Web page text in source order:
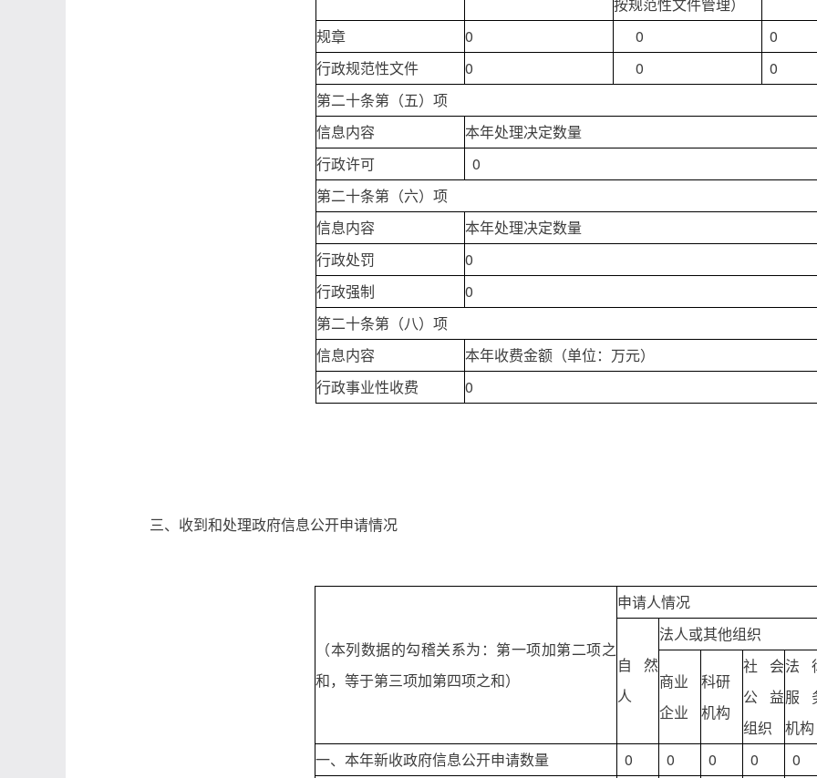
规章 0 0
0
行政规范性文件
0 0
0
第二十条第（五）项
信息内容
本年处理决定数量
行政许可
0
第二十条第（六）项
信息内容
本年处理决定数量
行政处罚
0
行政强制
0
第二十条第（八）项
信息内容
本年收费金额（单位：万元）
行政事业性收费
0
三、收到和处理政府信息公开申请情况
（本列数据的勾稽关系为：第一项加第二项之
和，等于第三项加第四项之和）
申请人情况
自然
人
法人或其他组织
商业
企业
科研
机构
社会
公益
组织
法
服
机构
一、本年新收政府信息公开申请数量
0 0 0 0
0